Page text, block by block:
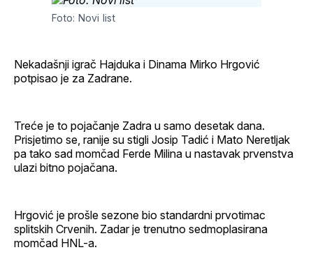
Foto: Novi list
Nekadašnji igrač Hajduka i Dinama Mirko Hrgović
potpisao je za Zadrane.
Treće je to pojačanje Zadra u samo desetak dana.
Prisjetimo se, ranije su stigli Josip Tadić i Mato Neretljak
pa tako sad momčad Ferde Milina u nastavak prvenstva
ulazi bitno pojačana.
Hrgović je prošle sezone bio standardni prvotimac
splitskih Crvenih. Zadar je trenutno sedmoplasirana
momčad HNL-a.